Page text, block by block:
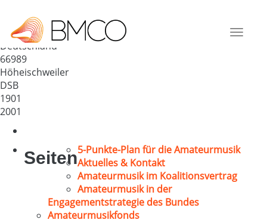
Toggle
e.V.
Deutschland
66989
Höheischweiler
DSB
1901
2001
Seiten5-Punkte-Plan für die Amateurmusik
Aktuelles & Kontakt
Amateurmusik im Koalitionsvertrag
Amateurmusik in der
Engagementstrategie des Bundes
Amateurmusikfonds